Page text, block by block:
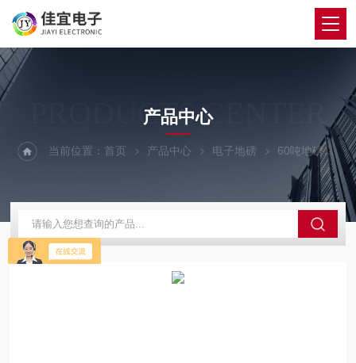
PRODUCTS CENTER
产品中心
当前位置：首页 产品中心 电子地磅 60吨地磅